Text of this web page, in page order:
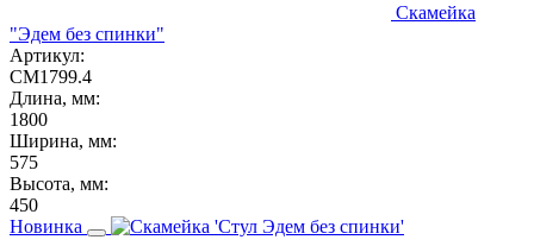
Скамейка
"Эдем без спинки"
Артикул:
СМ1799.4
Длина, мм:
1800
Ширина, мм:
575
Высота, мм:
450
Новинка